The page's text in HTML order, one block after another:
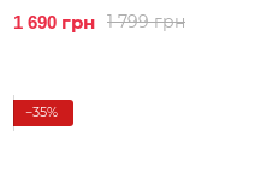
1 799 грн
1 690 грн
−35%